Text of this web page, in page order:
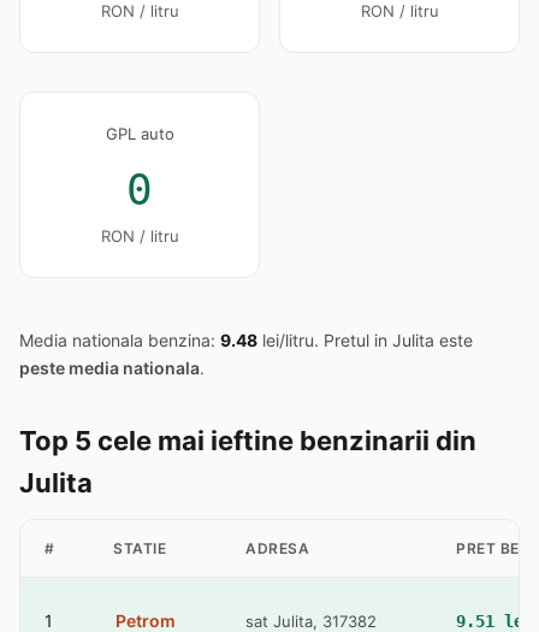
RON / litru RON / litru
GPL auto
0
RON / litru
Media nationala benzina: 9.48 lei/litru. Pretul in Julita este
peste media nationala.
Top 5 cele mai ieftine benzinarii din
Julita
# STATIE ADRESA PRET
1 Petrom sat Julita, 317382 9.51 lei